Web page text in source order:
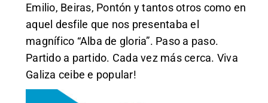
Emilio, Beiras, Pontón y tantos otros como en
aquel desfile que nos presentaba el
magnífico “Alba de gloria”. Paso a paso.
Partido a partido. Cada vez más cerca. Viva
Galiza ceibe e popular!